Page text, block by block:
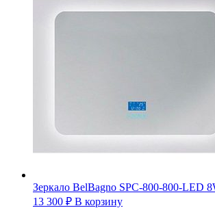
Зеркало BelBagno SPC-800-800-LED
13 300 ₽ В корзину